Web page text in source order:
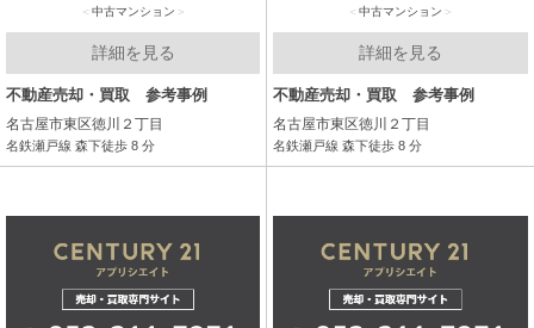
中古マンション
詳細を見る
不動産売却・買取 参考事例
名古屋市東区徳川２丁目
名鉄瀬戸線 森下徒歩 8 分
中古マンション
詳細を見る
不動産売却・買取 参考事例
名古屋市東区徳川２丁目
名鉄瀬戸線 森下徒歩 8 分